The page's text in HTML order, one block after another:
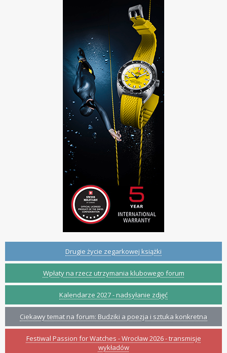
Drugie życie zegarkowej książki
Wpłaty na rzecz utrzymania klubowego forum
Kalendarze 2027 - nadsyłanie zdjęć
Ciekawy temat na forum: Budziki a poezja i sztuka konkretna
Festiwal Passion for Watches - Wrocław 2026 - transmisje
wykładów